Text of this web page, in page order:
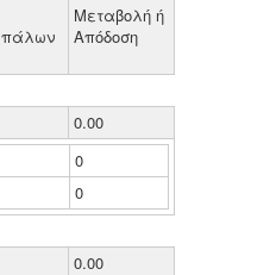
Μεταβολή ή
Απόδοση
0.00
0
0
0.00